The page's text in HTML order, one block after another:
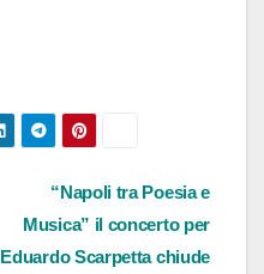
“Napoli tra Poesia e
Musica” il concerto per
Eduardo Scarpetta chiude